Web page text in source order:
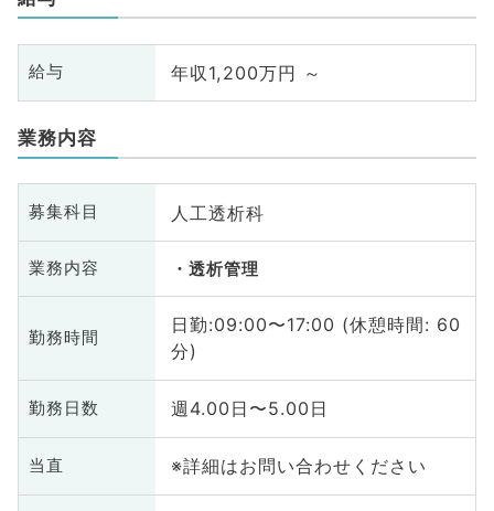
給与 年収1,200万円 ～
業務内容
募集科目 人工透析科
業務内容 透析管理
勤務時間
日勤:09:00〜17:00 (休憩時間: 60
分)
勤務日数 週4.00日〜5.00日
当直 ※詳細はお問い合わせください